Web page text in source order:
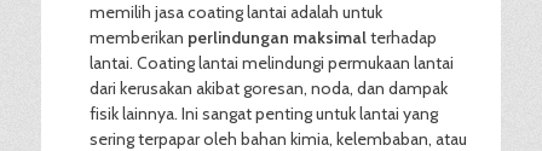
memilih jasa coating lantai adalah untuk
memberikan perlindungan maksimalterhadap
lantai. Coating lantai melindungi permukaan lantai
dari kerusakan akibat goresan, noda, dan dampak
fisik lainnya. Ini sangat penting untuk lantai yang
sering terpapar oleh bahan kimia, kelembaban, atau